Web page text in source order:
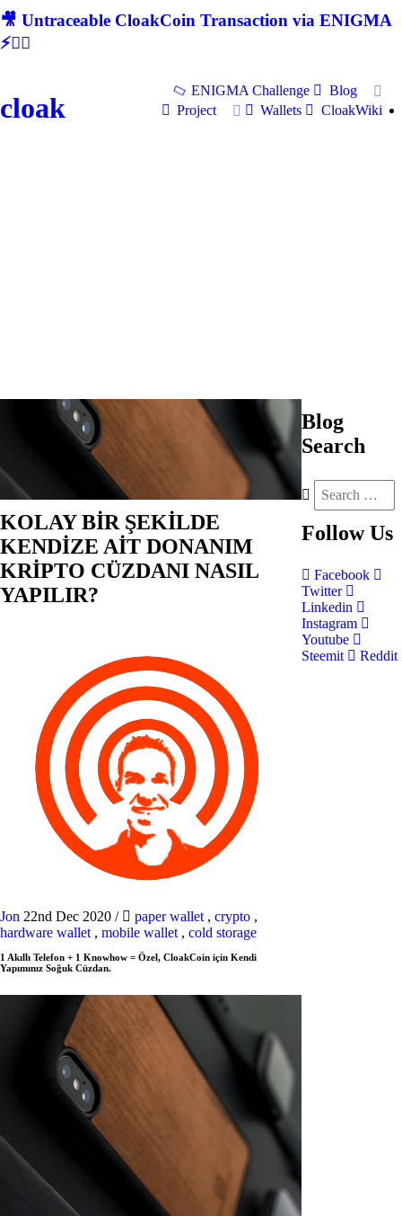
🎥 Untraceable CloakCoin Transaction via ENIGMA
⚡🕵‍♂
cloak
ENIGMA Challenge
Blog
Project
Wallets CloakWiki
KOLAY BİR ŞEKİLDE
KENDİZE AİT DONANIM
KRİPTO CÜZDANI NASIL
YAPILIR?
Jon 22nd Dec 2020 / paper wallet , crypto ,
hardware wallet , mobile wallet , cold storage
1 Akıllı Telefon + 1 Knowhow = Özel, CloakCoin için Kendi
Yapımınız Soğuk Cüzdan.
Blog
Search
Follow Us
Facebook
Twitter
Linkedin
Instagram
Youtube
Steemit
Reddit